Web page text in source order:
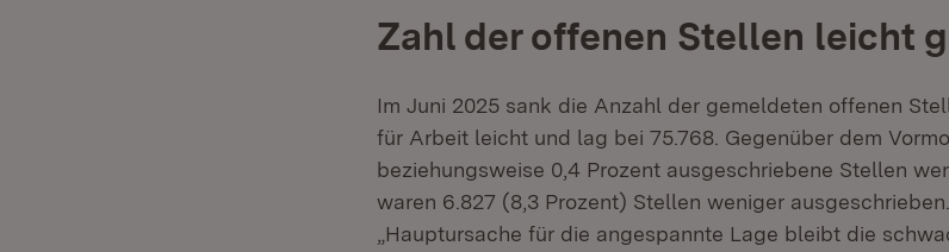
Zahl der offenen Stellen leicht
Im Juni 2025 sank die Anzahl der gemeldeten offenen
für Arbeit leicht und lag bei 75.768. Gegenüber dem
beziehungsweise 0,4 Prozent ausgeschriebene Stellen
waren 6.827 (8,3 Prozent) Stellen weniger ausgeschrieben.
„Hauptursache für die angespannte Lage bleibt die